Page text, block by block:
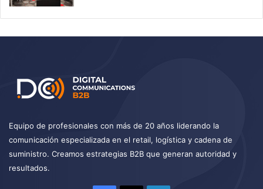
Equipo de profesionales con más de 20 años liderando la
comunicación especializada en el retail, logística y cadena de
suministro. Creamos estrategias B2B que generan autoridad y
resultados.